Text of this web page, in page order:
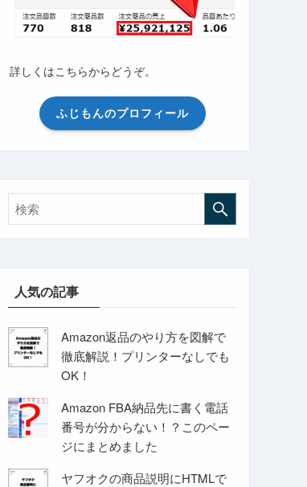
詳しくはこちらからどうぞ。
ふじもんのプロフィール
人気の記事
Amazon返品のやり方を図解で
徹底解説！プリンターなしでも
OK！
Amazon FBA納品先に書く電話
番号が分からない！？このペー
ジにまとめました
ヤフオクの商品説明にHTMLで